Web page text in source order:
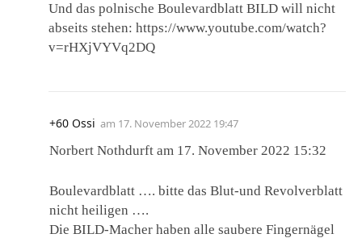
Und das polnische Boulevardblatt BILD will nicht
abseits stehen: https://www.youtube.com/watch?
v=rHXjVYVq2DQ
+60 Ossi am 17. November 2022 19:47
Norbert Nothdurft am 17. November 2022 15:32
Boulevardblatt …. bitte das Blut-und Revolverblatt
nicht heiligen ….
Die BILD-Macher haben alle saubere Fingernägel